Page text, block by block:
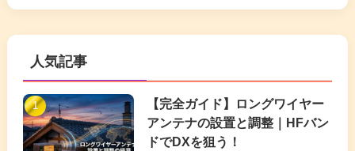
(1)
(4)
(3)
(7) (7)
(16)
(7)
(6)
(63)
(7)
(5)
(5)
(4)
(1)
人気記事
【完全ガイド】ロングワイヤー
アンテナの設置と調整｜HFバン
ドでDXを狙う！